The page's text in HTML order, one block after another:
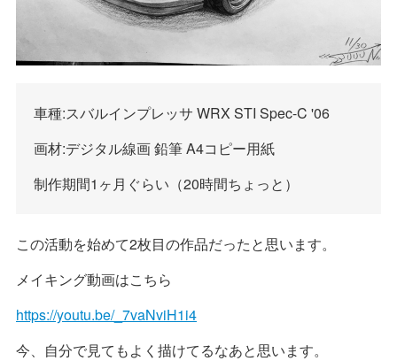
車種:スバルインプレッサ WRX STI Spec-C '06
画材:デジタル線画 鉛筆 A4コピー用紙
制作期間1ヶ月ぐらい（20時間ちょっと）
この活動を始めて2枚目の作品だったと思います。
メイキング動画はこちら
https://youtu.be/_7vaNviH1i4
今、自分で見てもよく描けてるなあと思います。